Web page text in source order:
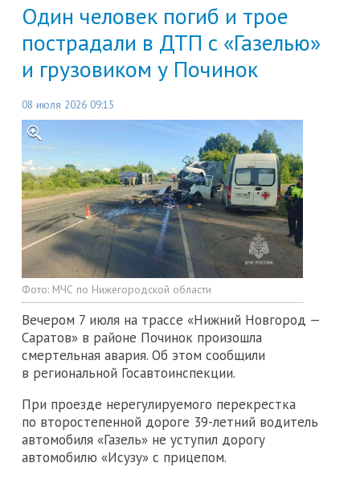
Один человек погиб и трое
пострадали в ДТП с «Газелью»
и грузовиком у Починок
08 июля 2026 09:15
Фото: МЧС по Нижегородской области
Вечером 7 июля на трассе «Нижний Новгород —
Саратов» в районе Починок произошла
смертельная авария. Об этом сообщили
в региональной Госавтоинспекции.
При проезде нерегулируемого перекрестка
по второстепенной дороге 39-летний водитель
автомобиля «Газель» не уступил дорогу
автомобилю «Исузу» с прицепом.